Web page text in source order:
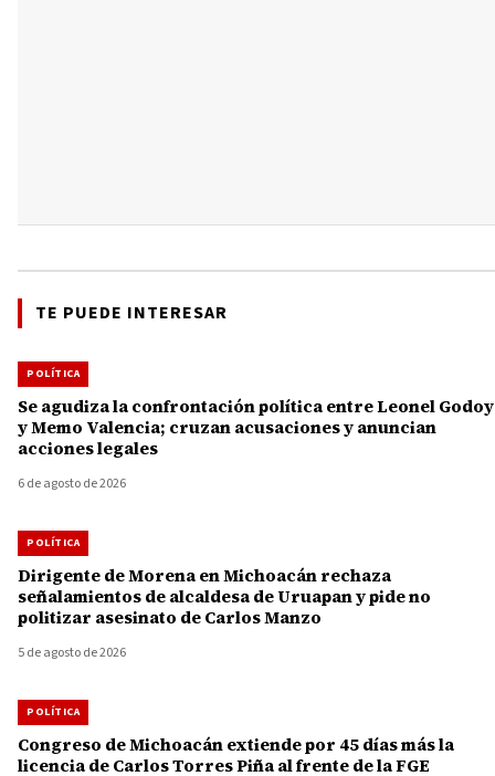
TE PUEDE INTERESAR
POLÍTICA
Se agudiza la confrontación política entre Leonel Godoy
y Memo Valencia; cruzan acusaciones y anuncian
acciones legales
6 de agosto de 2026
POLÍTICA
Dirigente de Morena en Michoacán rechaza
señalamientos de alcaldesa de Uruapan y pide no
politizar asesinato de Carlos Manzo
5 de agosto de 2026
POLÍTICA
Congreso de Michoacán extiende por 45 días más la
licencia de Carlos Torres Piña al frente de la FGE